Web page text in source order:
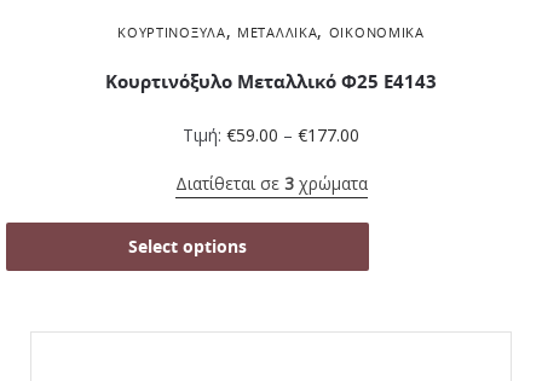
ΚΟΥΡΤΙΝΌΞΥΛΑ, ΜΕΤΑΛΛΙΚΆ, ΟΙΚΟΝΟΜΙΚΆ
Κουρτινόξυλο Μεταλλικό Φ25 Ε4143
Τιμή: €59.00 – €177.00
Διατίθεται σε 3χρώματα
Select options